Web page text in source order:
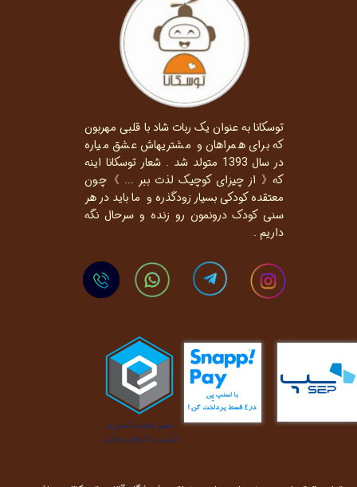
توسکانا به عنوان یک ربات شاد با قلبی مهربون
که برای همراهان و مشتریهاش عشق میاره
در سال 1393 متولد شد . شعار توسکانا اینه
که《 از چیزای کوچیک لذت ببر ... 》چون
معتقده کودکی بسیار زودگذره و ما باید در هر
سنی کودک درونمون رو زنده و سرحال نگه
داریم .